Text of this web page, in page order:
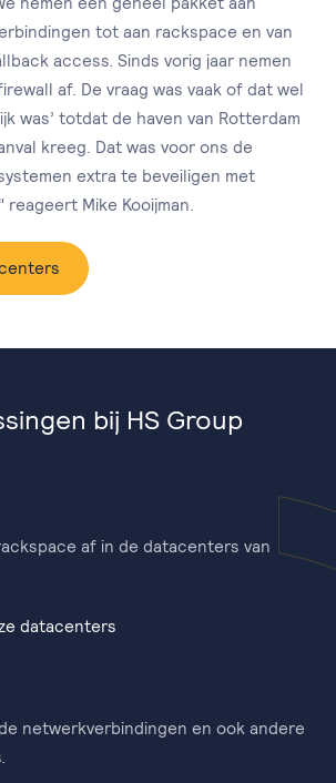
tot aan rackspace en van
access. Sinds vorig jaar nemen
af. De vraag was vaak of dat wel
was’ totdat de haven van Rotterdam
kreeg. Dat was voor ons de
extra te beveiligen met
reageert Mike Kooijman.
bij HS Group
af in de datacenters van
datacenters
netwerkverbindingen en ook andere